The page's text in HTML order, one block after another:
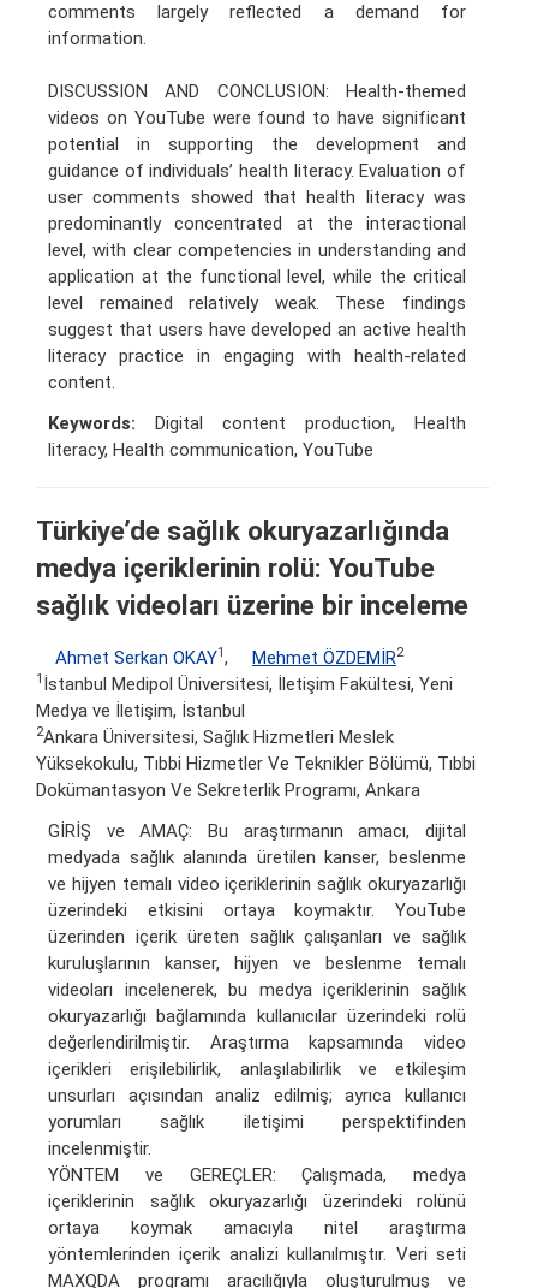
comments largely reflected a demand for
information.
DISCUSSION AND CONCLUSION: Health-themed
videos on YouTube were found to have significant
potential in supporting the development and
guidance of individuals’ health literacy. Evaluation of
user comments showed that health literacy was
predominantly concentrated at the interactional
level, with clear competencies in understanding and
application at the functional level, while the critical
level remained relatively weak. These findings
suggest that users have developed an active health
literacy practice in engaging with health-related
content.
Keywords: Digital content production, Health
literacy, Health communication, YouTube
Türkiye’de sağlık okuryazarlığında
medya içeriklerinin rolü: YouTube
sağlık videoları üzerine bir inceleme
Ahmet Serkan OKAY1 , Mehmet ÖZDEMİR2
1 İstanbul Medipol Üniversitesi, İletişim Fakültesi, Yeni
Medya ve İletişim, İstanbul
2Ankara Üniversitesi, Sağlık Hizmetleri Meslek
Yüksekokulu, Tıbbi Hizmetler Ve Teknikler Bölümü, Tıbbi
Dokümantasyon Ve Sekreterlik Programı, Ankara
GİRİŞ ve AMAÇ: Bu araştırmanın amacı, dijital
medyada sağlık alanında üretilen kanser, beslenme
ve hijyen temalı video içeriklerinin sağlık okuryazarlığı
üzerindeki etkisini ortaya koymaktır. YouTube
üzerinden içerik üreten sağlık çalışanları ve sağlık
kuruluşlarının kanser, hijyen ve beslenme temalı
videoları incelenerek, bu medya içeriklerinin sağlık
okuryazarlığı bağlamında kullanıcılar üzerindeki rolü
değerlendirilmiştir. Araştırma kapsamında video
içerikleri erişilebilirlik, anlaşılabilirlik ve etkileşim
unsurları açısından analiz edilmiş; ayrıca kullanıcı
yorumları sağlık iletişimi perspektifinden
incelenmiştir.
YÖNTEM ve GEREÇLER: Çalışmada, medya
içeriklerinin sağlık okuryazarlığı üzerindeki rolünü
ortaya koymak amacıyla nitel araştırma
yöntemlerinden içerik analizi kullanılmıştır. Veri seti
MAXQDA programı aracılığıyla oluşturulmuş ve